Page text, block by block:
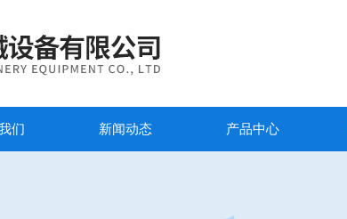
们 新闻动态 产品中心